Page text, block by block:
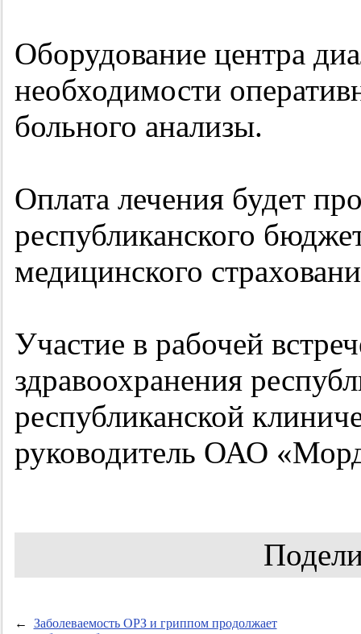
Оборудование центра
необходимости
больного анализы.
Оплата лечения будет
республиканского
медицинского
Участие в рабочей
здравоохранения
республиканской
руководитель ОАО
←
Заболеваемость ОРЗ и гриппом продолжает